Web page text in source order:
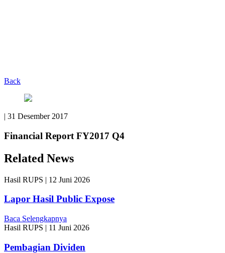
Back
| 31 Desember 2017
Financial Report FY2017 Q4
Related News
Hasil RUPS | 12 Juni 2026
Lapor Hasil Public Expose
Baca Selengkapnya
Hasil RUPS | 11 Juni 2026
Pembagian Dividen